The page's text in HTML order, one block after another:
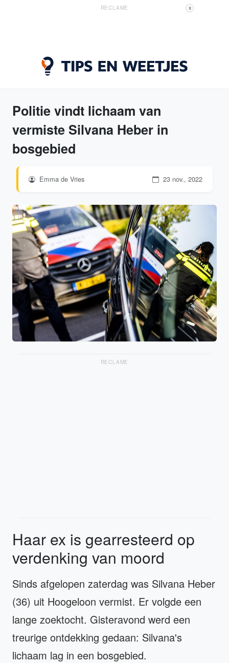
RECLAME X
Politie vindt lichaam van
vermiste Silvana Heber in
bosgebied
Emma de Vries 23 nov., 2022
RECLAME
Haar ex is gearresteerd op
verdenking van moord
Sinds afgelopen zaterdag was Silvana Heber
(36) uit Hoogeloon vermist. Er volgde een
lange zoektocht. Gisteravond werd een
treurige ontdekking gedaan: Silvana's
lichaam lag in een bosgebied.